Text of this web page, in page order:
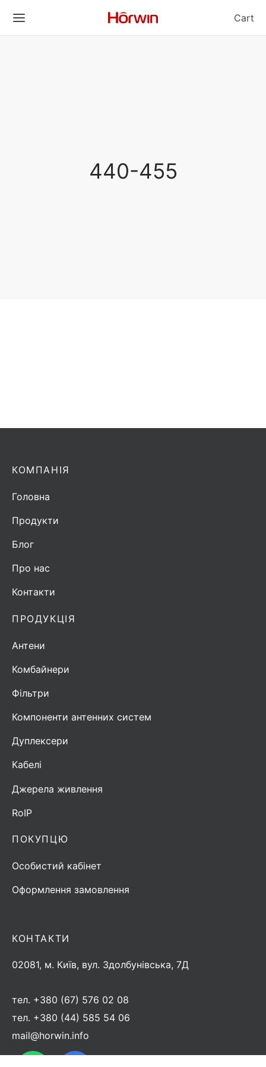
Cart
440-455
КОНТАКТИ
02081, м. Київ, вул. Здолбунівська, 7Д
тел. +380 (67) 576 02 08
тел. +380 (44) 585 54 06
mail@horwin.info
ПРОДУКЦІЯ
Антени
Комбайнери
Фільтри
Компоненти антенних систем
Дуплексери
Кабелі
Джерела живлення
RoIP
ПОКУПЦЮ
Особистий кабінет
Оформлення замовлення
КОМПАНІЯ
Головна
Продукти
Блог
Про нас
Контакти